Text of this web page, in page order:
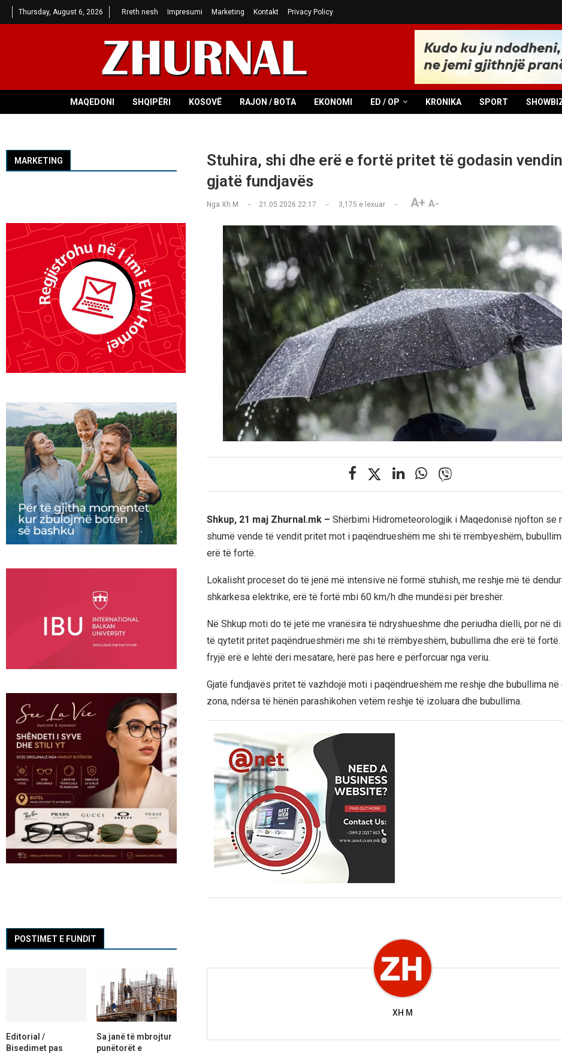
Thursday, August 6, 2026 Rreth nesh Impresumi Marketing Kontakt Privacy Policy
MAQEDONI SHQIPËRI KOSOVË RAJON / BOTA EKONOMI ED / OP KRONIKA SPORT
Stuhira, shi dhe erë e fortë pritet të godasin vendin
gjatë fundjavës
Nga Xh M 21.05.2026 22:17 3,175 e lexuar A+ A-
Shkup, 21 maj Zhurnal.mk – Shërbimi Hidrometeorologjik i Maqedonisë njofton se
shumë vende të vendit pritet mot i paqëndrueshëm me shi të rrëmbyeshëm,
erë të fortë.
Lokalisht proceset do të jenë më intensive në formë stuhish, me reshje më të
shkarkesa elektrike, erë të fortë mbi 60 km/h dhe mundësi për breshër.
Në Shkup moti do të jetë me vranësira të ndryshueshme dhe periudha dielli, por në
të qytetit pritet paqëndrueshmëri me shi të rrëmbyeshëm, bubullima dhe erë të fortë.
fryjë erë e lehtë deri mesatare, herë pas here e përforcuar nga veriu.
Gjatë fundjavës pritet të vazhdojë moti i paqëndrueshëm me reshje dhe bubullima në
zona, ndërsa të hënën parashikohen vetëm reshje të izoluara dhe bubullima.
XH M
MARKETING
POSTIMET E FUNDIT
Editorial /
Bisedimet pas
Sa janë të mbrojtur
punëtorët e